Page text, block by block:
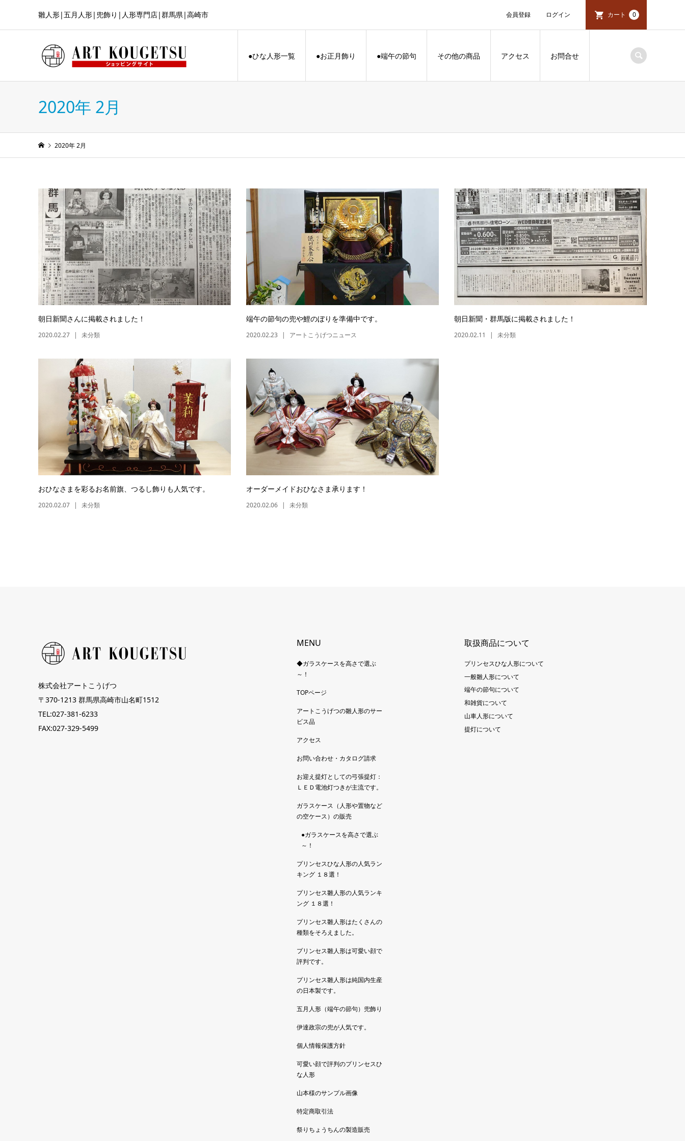
雛人形|五月人形|兜飾り|人形専門店|群馬県|高崎市 会員登録 ログイン カート 0
●ひな人形一覧 ●お正月飾り ●端午の節句 その他の商品 アクセス お問合せ
2020年 2月
2020年 2月
朝日新聞さんに掲載されました！
2020.02.27 未分類
端午の節句の兜や鯉のぼりを準備中です。
2020.02.23 アートこうげつニュース
朝日新聞・群馬版に掲載されました！
2020.02.11 未分類
おひなさまを彩るお名前旗、つるし飾りも人気です。
2020.02.07 未分類
オーダーメイドおひなさま承ります！
2020.02.06 未分類
株式会社アートこうげつ
〒370-1213 群馬県高崎市山名町1512
TEL:027-381-6233
FAX:027-329-5499
MENU
◆ガラスケースを高さで選ぶ
～！
TOPページ
アートこうげつの雛人形のサー
ビス品
アクセス
お問い合わせ・カタログ請求
お迎え提灯としての弓張提灯：
ＬＥＤ電池灯つきが主流です。
ガラスケース（人形や置物など
の空ケース）の販売
●ガラスケースを高さで選ぶ
～！
プリンセスひな人形の人気ラン
キング １８選！
プリンセス雛人形の人気ランキ
ング １８選！
プリンセス雛人形はたくさんの
種類をそろえました。
プリンセス雛人形は可愛い顔で
評判です。
プリンセス雛人形は純国内生産
の日本製です。
五月人形（端午の節句）兜飾り
伊達政宗の兜が人気です。
個人情報保護方針
可愛い顔で評判のプリンセスひ
な人形
山本様のサンプル画像
特定商取引法
祭りちょうちんの製造販売
取扱商品について
プリンセスひな人形について
一般雛人形について
端午の節句について
和雑貨について
山車人形について
提灯について